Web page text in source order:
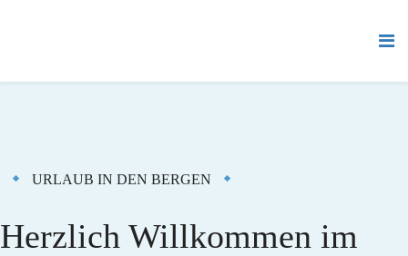
URLAUB IN DEN BERGEN
Herzlich Willkommen im